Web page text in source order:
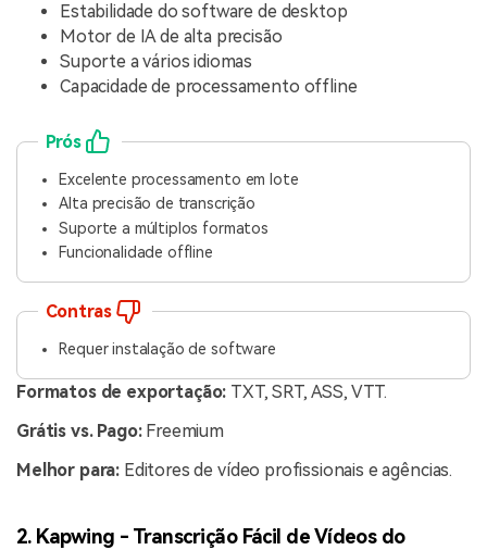
Estabilidade do software de desktop
Motor de IA de alta precisão
Suporte a vários idiomas
Capacidade de processamento offline
Prós
Excelente processamento em lote
Alta precisão de transcrição
Suporte a múltiplos formatos
Funcionalidade offline
Contras
Requer instalação de software
Formatos de exportação: TXT, SRT, ASS, VTT.
Grátis vs. Pago:Freemium
Melhor para: Editores de vídeo profissionais e agências.
2. Kapwing - Transcrição Fácil de Vídeos do